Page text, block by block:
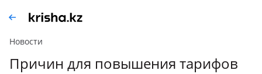
Новости
Причин для повышения тарифов